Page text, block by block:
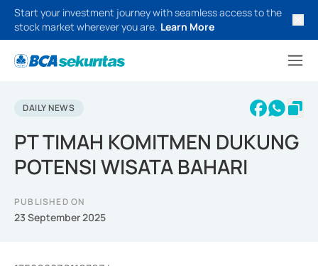
Start your investment journey with seamless access to the
stock market wherever you are. Learn More
DAILY NEWS
PT TIMAH KOMITMEN DUKUNG
POTENSI WISATA BAHARI
PUBLISHED ON
23 September 2025